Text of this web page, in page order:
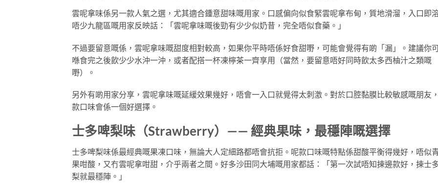
雲呢拿味係另一款人氣之選，尤其適合鍾意甜味嘅用家。口感偏向似食緊雲呢拿布甸，質地滑溜，入口即
唔少九龍區嘅用家反映話：「雲呢拿味嘅後勁有少少似奶昔，完全唔似食藥。」
不過要留意嘅係，雲呢拿味嘅甜度相對較高，如果你平時唔係好食甜嘢，可能會覺得有啲「漏」。建議你
喺食完之後飲少少水沖一沖，或者配搭一杯凍檸茶一齊享用（當然，要留意唔好同時飲太多西柚汁之類嘅
嘢）。
另外有啲用家分享，雲呢拿味嘅延緩效果幾好，唔會一入口就覺得太刺激。對於口腔黏膜比較敏感嘅朋友
款口味會係一個好選擇。
士多啤梨味（Strawberry）—— 經典果味，最穩陣嘅選擇
士多啤梨味係最經典嘅果凍口味，無論大人定細路都唔會抗拒。呢款口味嘅特點係甜酸平衡得幾好，唔似
果咁酸，又冇雲呢拿咁甜，介乎兩者之間。好多沙田同大埔嘅用家都話：「第一次試唔知揀邊款好，揀士
梨就最穩陣。」